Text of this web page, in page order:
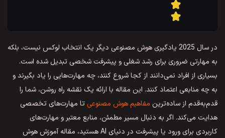
در سال 2025 یادگیری هوش مصنوعی دیگر یک انتخاب لوکس نیست، بلکه
به مهارتی ضروری برای رشد شغلی و پیشرفت شخصی تبدیل شده است.
بسیاری از افراد نمی‌دانند از کجا شروع کنند، چه مهارت‌هایی را یاد بگیرند و
به چه منابعی اعتماد کنند. این مقاله با ارائه یک نقشه راه روشن، شما را
قدم‌به‌قدم از ساده‌ترین مفاهیم هوش مصنوعی تا مهارت‌های تخصصی
هدایت می‌کند. اگر به دنبال مسیر مطمئن، منابع معتبر و مهارت‌های
کاربردی برای ورود یا پیشرفت در دنیای AI هستید، مقاله آموزش هوش